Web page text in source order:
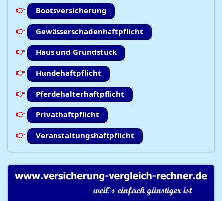
Bootsversicherung
Gewässerschadenhaftpflicht
Haus und Grundstück
Hundehaftpflicht
Pferdehalterhaftpflicht
Privathaftpflicht
Veranstaltungshaftpflicht